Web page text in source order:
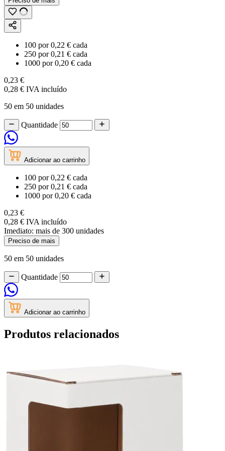
100 por0,22 € cada
250 por0,21 € cada
1000 por0,20 € cada
0,23 €
0,28 € IVA incluído
50 em 50 unidades
Quantidade
Adicionar ao carrinho
100 por0,22 € cada
250 por0,21 € cada
1000 por0,20 € cada
0,23 €
0,28 € IVA incluído
Imediato: mais de 300 unidades
Preciso de mais
50 em 50 unidades
Quantidade
Adicionar ao carrinho
Produtos relacionados